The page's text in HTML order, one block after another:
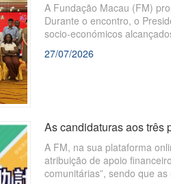
A Fundação Macau (FM)
Durante o encontro, o
socio-económicos
Sistemas”, bem como de
Macau, salientando a
27/07/2026
As candidaturas aos três
A FM, na sua plataforma
atribuição de apoio
comunitárias”, sendo que